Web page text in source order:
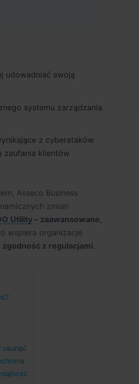
udowadniać swoją
systemu zarządzania
z cyberataków
zaufania klientów
Asseco Business
zmian
Utility – zaawansowane,
wspiera organizacje
z regulacjami.
usunąć